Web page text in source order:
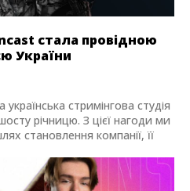
стала провідною
України
стримінгова студія
річницю. З цієї нагоди ми
становлення компанії, її